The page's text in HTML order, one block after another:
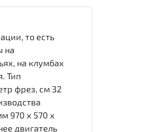
то есть
на
на клумбах
Тип
фрез, см 32
970 х 570 х
двигатель